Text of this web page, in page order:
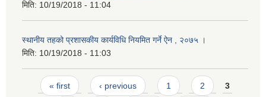
मिति: 10/19/2018 - 11:04
स्थानीय तहको प्रशासकीय कार्यविधि नियमित गर्ने ऐन , २०७५ ।
मिति: 10/19/2018 - 11:03
Pages
« first ‹ previous 1 2 3